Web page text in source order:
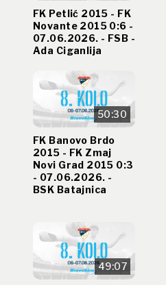
FK Petlić 2015 - FK
Novante 2015 0:6 -
07.06.2026. - FSB -
Ada Ciganlija
50:30
FK Banovo Brdo
2015 - FK Zmaj
Novi Grad 2015 0:3
- 07.06.2026. -
BSK Batajnica
49:07